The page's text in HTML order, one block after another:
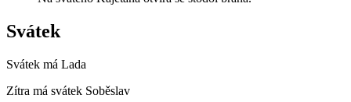
Svátek
Svátek má Lada
Zítra má svátek Soběslav